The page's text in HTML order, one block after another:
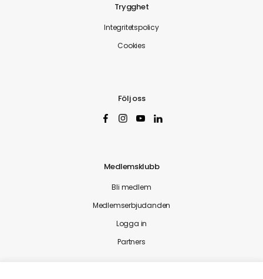
Trygghet
Integritetspolicy
Cookies
Följ oss
Medlemsklubb
Bli medlem
Medlemserbjudanden
Logga in
Partners